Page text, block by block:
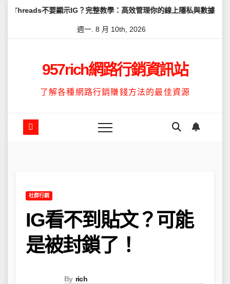
Skip
示IG？完整教學：高效管理你的線上隱私與數據安全 怎麼讓
週一. 8 月 10th, 2026
957rich網路行銷資訊站
了解各種網路行銷賺錢方法的最佳資源
社群行銷
IG看不到貼文？可能
是被封鎖了！
By rich